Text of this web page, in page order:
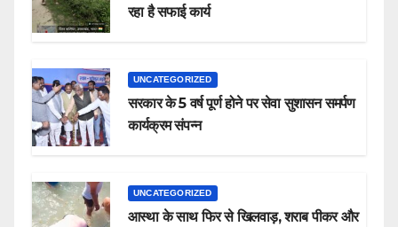
रहा है सफाई कार्य
UNCATEGORIZED
सरकार के 5 वर्ष पूर्ण होने पर सेवा सुशासन समर्पण
कार्यक्रम संपन्न
UNCATEGORIZED
आस्था के साथ फिर से खिलवाड़, शराब पीकर और